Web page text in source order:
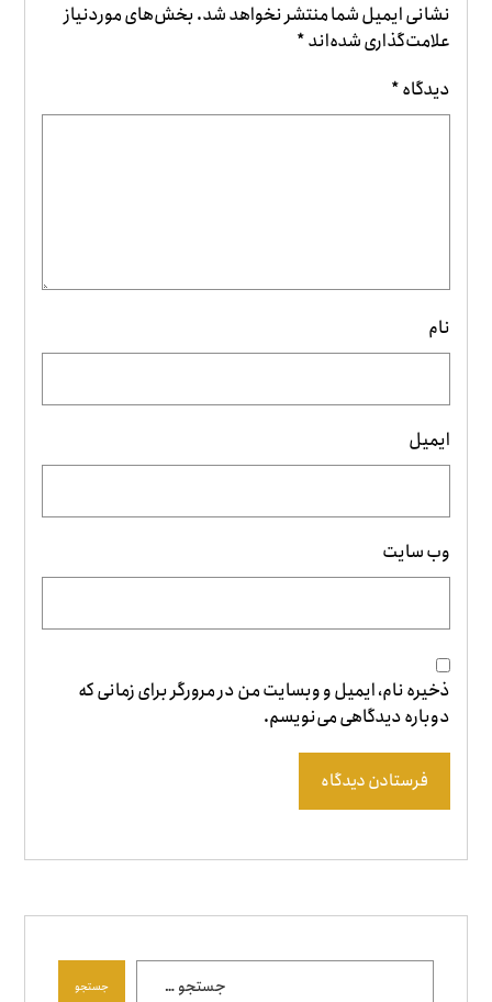
نشانی ایمیل شما منتشر نخواهد شد.بخش‌های موردنیاز
علامت‌گذاری شده‌اند*
دیدگاه*
نام
ایمیل
وب‌ سایت
ذخیره نام، ایمیل و وبسایت من در مرورگر برای زمانی که
دوباره دیدگاهی می‌نویسم.
فرستادن دیدگاه
جستجو